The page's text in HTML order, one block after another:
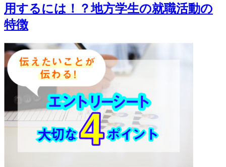
用するには！？地方学生の就職活動の
特徴